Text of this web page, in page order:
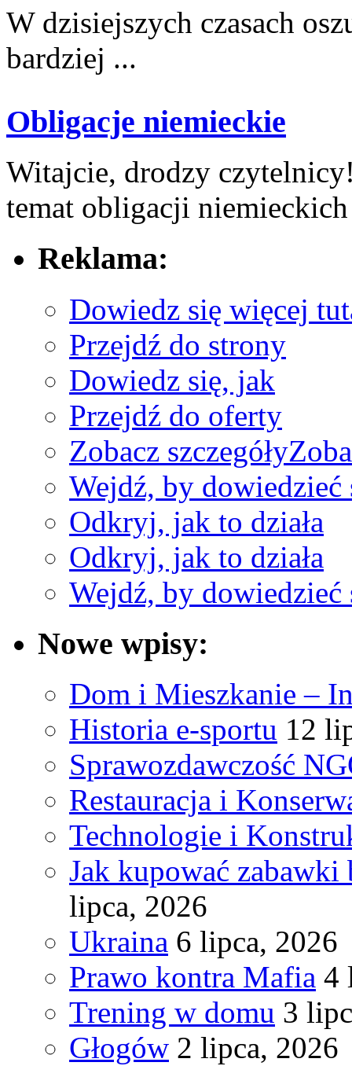
W dzisiejszych czasach
bardziej ...
Obligacje niemieckie
Witajcie, drodzy
temat obligacji‍
Reklama:
Dowiedz się więcej
Przejdź do strony
Dowiedz się, jak
Przejdź do oferty
Zobacz szczegóły
Wejdź, by dowiedzieć
Odkryj, jak to działa
Odkryj, jak to działa
Wejdź, by dowiedzieć
Nowe wpisy:
Dom i Mieszkanie –
Historia e-sportu 12
Sprawozdawczość
Restauracja i
Technologie i
Jak kupować
lipca, 2026
Ukraina 6 lipca, 2026
Prawo kontra Mafia 4
Trening w domu 3
Głogów 2 lipca, 2026